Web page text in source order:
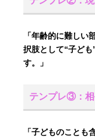
「年齢的に難しい
択肢として“子ど
す。」
テンプレ③：
「子どものことも